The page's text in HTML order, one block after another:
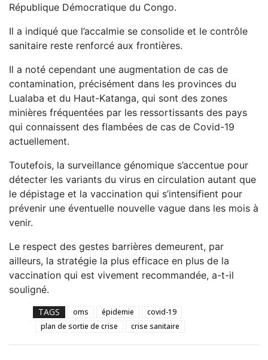
République Démocratique du Congo.
Il a indiqué que l’accalmie se consolide et le contrôle
sanitaire reste renforcé aux frontières.
Il a noté cependant une augmentation de cas de
contamination, précisément dans les provinces du
Lualaba et du Haut-Katanga, qui sont des zones
minières fréquentées par les ressortissants des pays
qui connaissent des flambées de cas de Covid-19
actuellement.
Toutefois, la surveillance génomique s’accentue pour
détecter les variants du virus en circulation autant que
le dépistage et la vaccination qui s’intensifient pour
prévenir une éventuelle nouvelle vague dans les mois à
venir.
Le respect des gestes barrières demeurent, par
ailleurs, la stratégie la plus efficace en plus de la
vaccination qui est vivement recommandée, a-t-il
souligné.
TAGS oms épidemie
covid-19
plan de sortie de crise
crise sanitaire